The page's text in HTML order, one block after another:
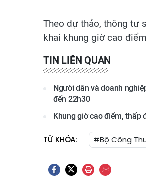
Theo dự thảo, thông tư
khai khung giờ cao
TIN LIÊN QUAN
Người dân và doanh
đến 22h30
Khung giờ cao điểm, thấp
TỪ KHÓA: #Bộ Công